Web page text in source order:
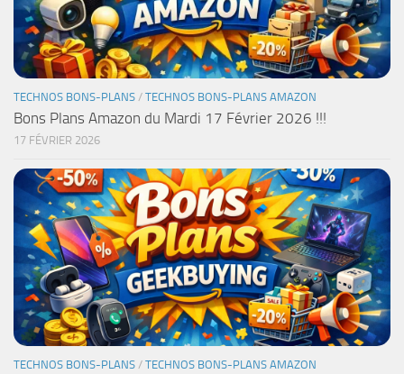
TECHNOS BONS-PLANS / TECHNOS BONS-PLANS AMAZON
Bons Plans Amazon du Mardi 17 Février 2026 !!!
17 FÉVRIER 2026
TECHNOS BONS-PLANS / TECHNOS BONS-PLANS AMAZON